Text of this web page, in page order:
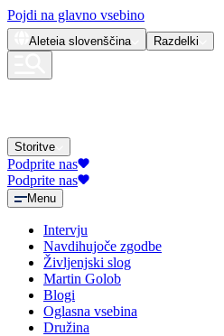
Pojdi na glavno vsebino
Aleteia slovenščina Razdelki
Storitve
Podprite nas
Podprite nas
Menu
Intervju
Navdihujoče zgodbe
Življenjski slog
Martin Golob
Blogi
Oglasna vsebina
Družina